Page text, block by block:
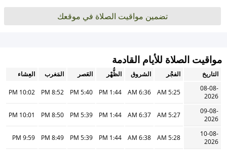
تضمين مواقيت الصلاة في موقعك
مواقيت الصلاة للأيام القادمة
التاريخ الفجْر الشروق الظُّهْر العَصر المَغرب
العِشاء
08-08-
2026
5:25 AM
6:36 AM
1:44 PM
5:40 PM
8:52 PM
10:02 PM
09-08-
2026
5:27 AM
6:37 AM
1:44 PM
5:39 PM
8:50 PM
10:01 PM
10-08-
2026
5:28 AM
6:38 AM
1:44 PM
5:39 PM
8:49 PM
9:59 PM